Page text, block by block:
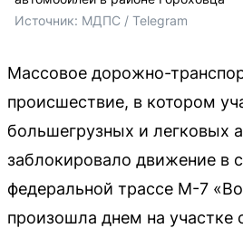
Источник: МДПС / Telegram
Массовое дорожно-
происшествие, в котором
большегрузных и легковых
заблокировало движение в
федеральной трассе М-7
произошла днем на участке